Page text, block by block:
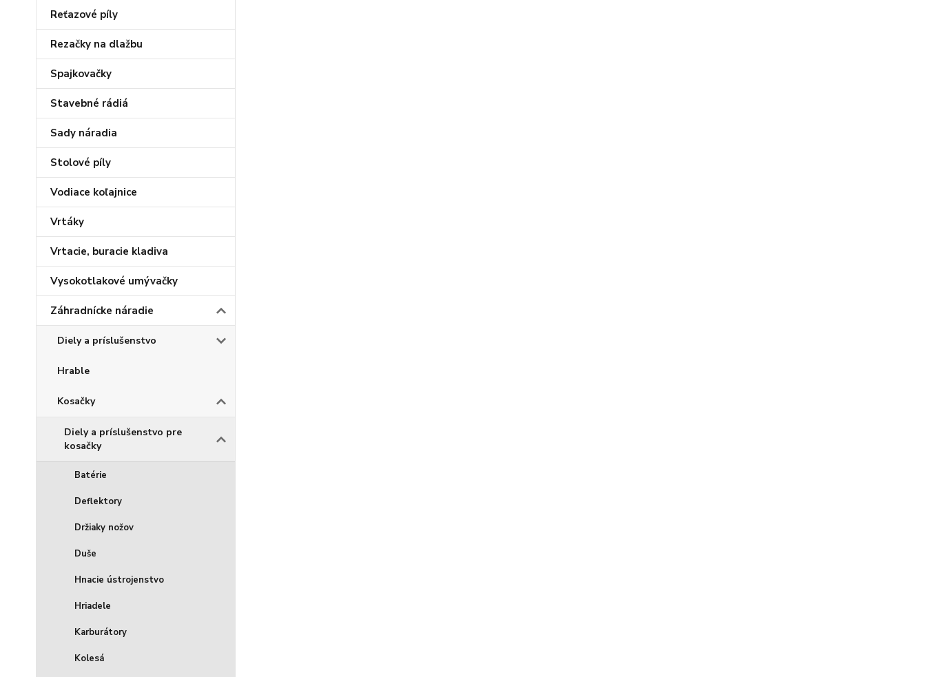
Reťazové píly
Rezačky na dlažbu
Spajkovačky
Stavebné rádiá
Sady náradia
Stolové píly
Vodiace koľajnice
Vrtáky
Vrtacie, buracie kladiva
Vysokotlakové umývačky
Záhradnícke náradie
Diely a príslušenstvo
Hrable
Kosačky
Diely a príslušenstvo pre
kosačky
Batérie
Deflektory
Držiaky nožov
Duše
Hnacie ústrojenstvo
Hriadele
Karburátory
Kolesá